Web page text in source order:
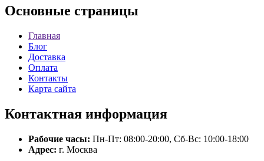
Основные страницы
Главная
Блог
Доставка
Оплата
Контакты
Карта сайта
Контактная информация
Рабочие часы: Пн-Пт: 08:00-20:00, Сб-Вс: 10:00-18:00
Адрес: г. Москва